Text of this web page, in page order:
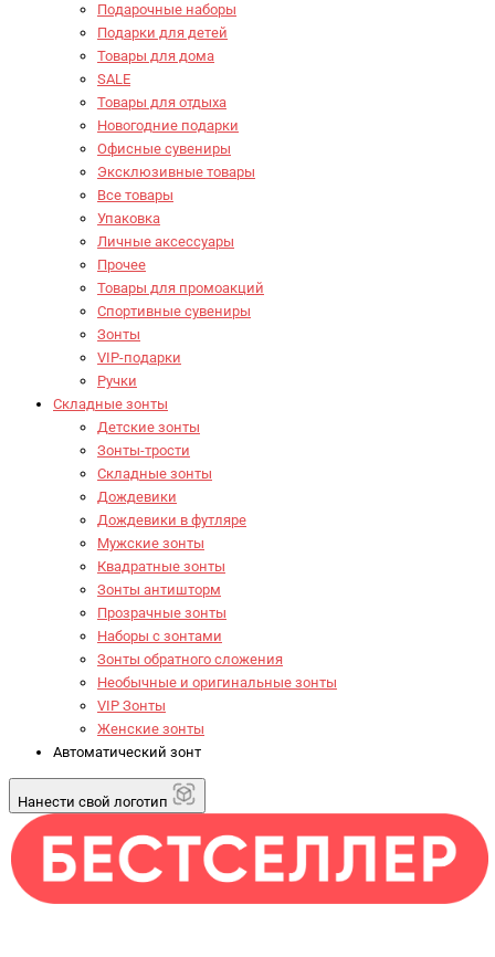
Подарочные наборы
Подарки для детей
Товары для дома
SALE
Товары для отдыха
Новогодние подарки
Офисные сувениры
Эксклюзивные товары
Все товары
Упаковка
Личные аксессуары
Прочее
Товары для промоакций
Спортивные сувениры
Зонты
VIP-подарки
Ручки
Складные зонты
Детские зонты
Зонты-трости
Складные зонты
Дождевики
Дождевики в футляре
Мужские зонты
Квадратные зонты
Зонты антишторм
Прозрачные зонты
Наборы с зонтами
Зонты обратного сложения
Необычные и оригинальные зонты
VIP Зонты
Женские зонты
Автоматический зонт
Нанести свой логотип